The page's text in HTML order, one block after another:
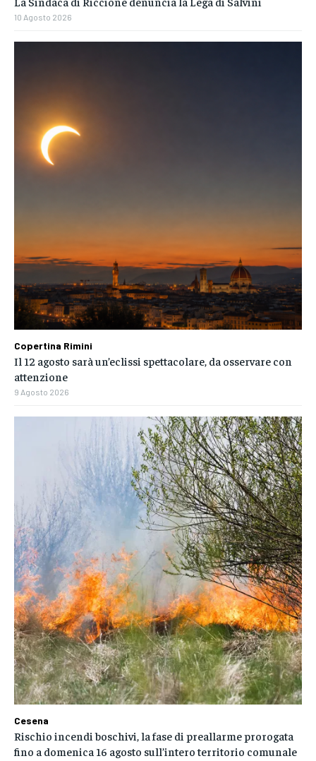
10 Agosto 2026
Copertina Rimini
Il 12 agosto sarà un’eclissi spettacolare, da osservare con
attenzione
9 Agosto 2026
Cesena
Rischio incendi boschivi, la fase di preallarme prorogata
fino a domenica 16 agosto sull’intero territorio comunale